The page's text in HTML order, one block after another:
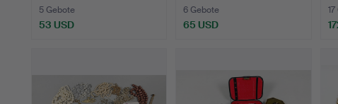
5 Gebote
53 USD
6 Gebote
65 USD